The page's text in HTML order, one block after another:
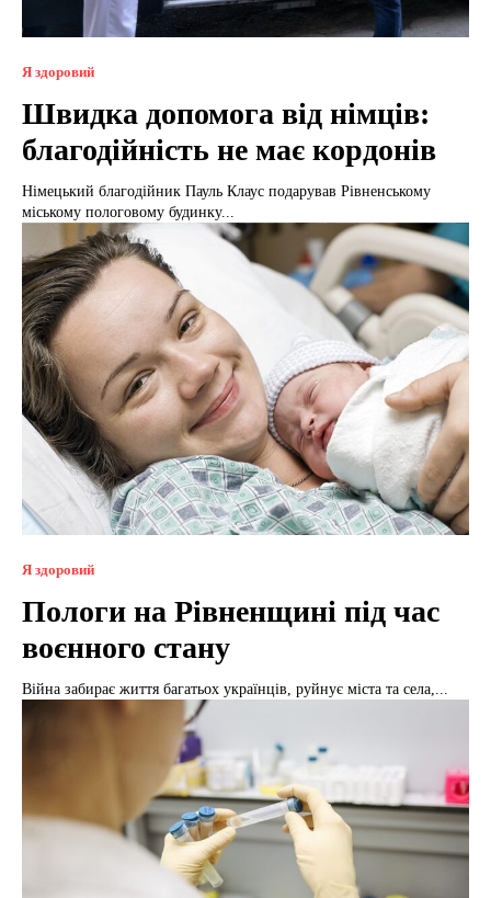
Я здоровий
Швидка допомога від німців:
благодійність не має кордонів
Німецький благодійник Пауль Клаус подарував Рівненському
міському пологовому будинку...
Я здоровий
Пологи на Рівненщині під час
воєнного стану
Війна забирає життя багатьох українців, руйнує міста та села,...